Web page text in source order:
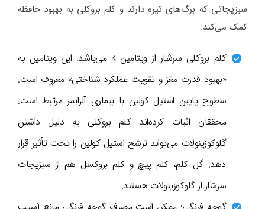
سبزیجاتی که برگ‌های تیره دارند و کلم بروکلی به بهبود حافظه
کمک می‌کند.
کلم بروکلی سرشار از ویتامین k می‌باشد. این ویتامین به
«بهبود قدرت مغز و تقویت عملکرد شناختی» معروف است.
سطوح پایین استیل کولین با بیماری آلزایمر مرتبط است.
محققان اثبات کرده‌اند کلم بروکلی به دلیل داشتن
گلوکوزینولات می‌تواند ترشح استیل کولین را تحت تأثیر قرار
دهد. گل کلم، کلم پیچ و کلم بروکسل هم از سبزیجات
سرشار از گلوکوزینولات هستند.